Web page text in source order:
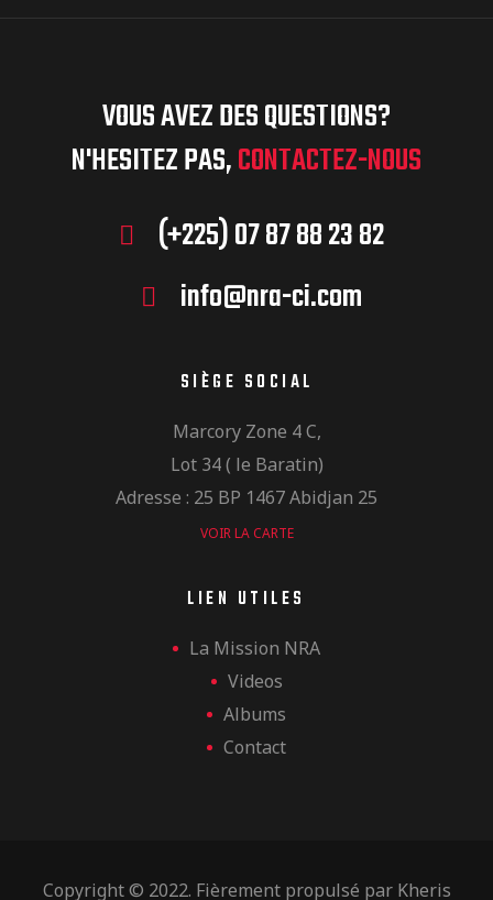
VOUS AVEZ DES QUESTIONS?
N'HESITEZ PAS,CONTACTEZ-NOUS
(+225) 07 87 88 23 82
info@nra-ci.com
SIÈGE SOCIAL
Marcory Zone 4 C,
Lot 34 ( le Baratin)
Adresse : 25 BP 1467 Abidjan 25
VOIR LA CARTE
LIEN UTILES
La Mission NRA
Videos
Albums
Contact
Copyright © 2022. Fièrement propulsé par Kheris